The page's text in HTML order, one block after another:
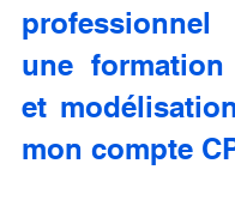
une
et
mon compte